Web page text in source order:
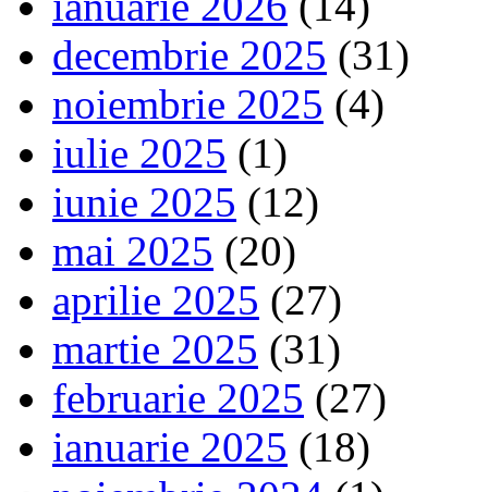
decembrie 2025 (31)
noiembrie 2025 (4)
iulie 2025 (1)
iunie 2025 (12)
mai 2025 (20)
aprilie 2025 (27)
martie 2025 (31)
februarie 2025 (27)
ianuarie 2025 (18)